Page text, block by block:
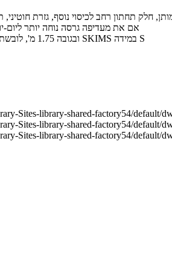
תחתון רחב לכיסוי נוסף, גזרת חוטיני, תוספת
אם את מעדיפה גרסה נוחה יותר ליום-
הדוגמנית שריקה במידה 2, 34B ובגובה 1.75 מ', לובשת SKIMS במידה S